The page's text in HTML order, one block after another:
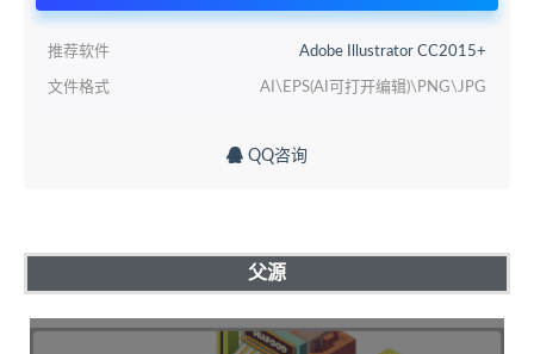
推荐软件 Adobe Illustrator CC2015+
文件格式 AI\EPS(AI可打开编辑)\PNG\JPG
QQ咨询
父源